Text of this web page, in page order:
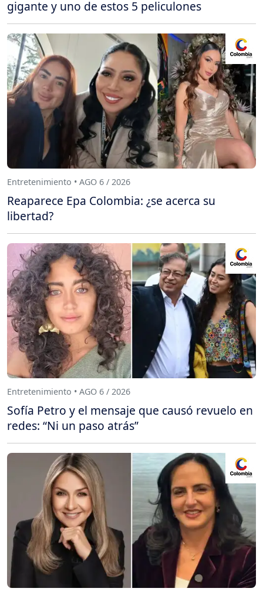
gigante y uno de estos 5 peliculones
Entretenimiento • AGO 6 / 2026
Reaparece Epa Colombia: ¿se acerca su
libertad?
Entretenimiento • AGO 6 / 2026
Sofía Petro y el mensaje que causó revuelo en
redes: “Ni un paso atrás”